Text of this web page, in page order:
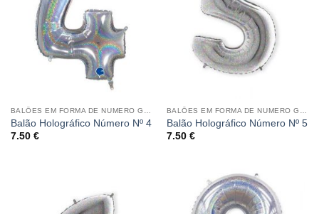
Balão Holográfico Número Nº 4
7.50 €
Balão Holográfico Número Nº 5
7.50 €